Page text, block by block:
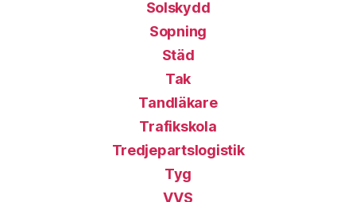
Solskydd
Sopning
Städ
Tak
Tandläkare
Trafikskola
Tredjepartslogistik
Tyg
VVS